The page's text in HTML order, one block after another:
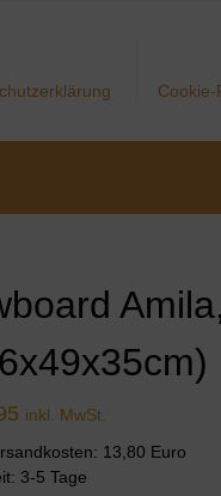
Cookie-
inkl. MwSt.
13,80 Euro
3-5 Tage